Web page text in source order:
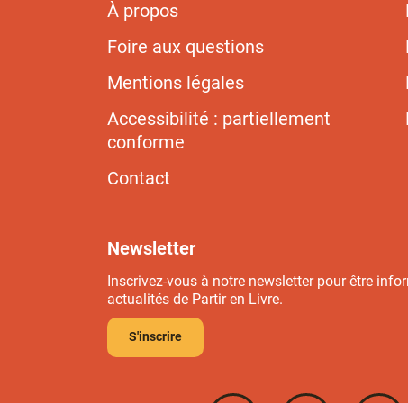
À propos
Foire aux questions
Mentions légales
Accessibilité : partiellement
conforme
Contact
Newsletter
Inscrivez-vous à notre newsletter pour être
actualités de Partir en Livre.
S'inscrire